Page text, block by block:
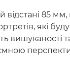
відстані 85
які
вишуканості